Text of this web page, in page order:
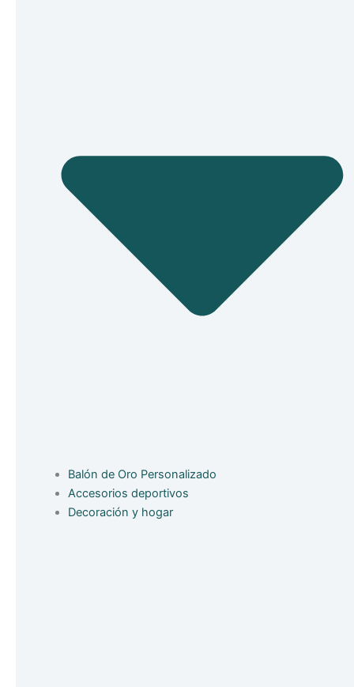
Balón de Oro Personalizado
Accesorios deportivos
Decoración y hogar